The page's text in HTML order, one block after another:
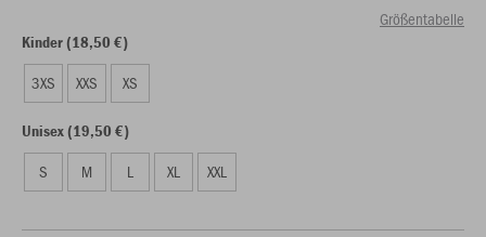
Größentabelle
Kinder (18,50 €)
3XS XXS XS
Unisex (19,50 €)
S M L XL XXL